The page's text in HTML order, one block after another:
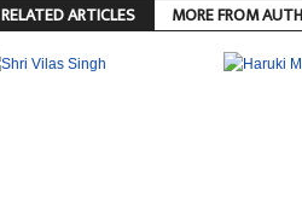
RELATED ARTICLES MORE FROM